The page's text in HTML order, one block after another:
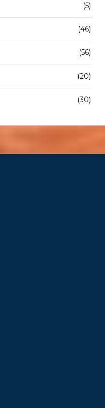
(5)
(46)
(56)
(20)
(30)